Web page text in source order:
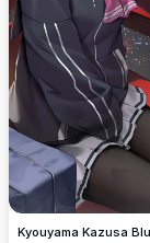
Kyouyama Kazusa